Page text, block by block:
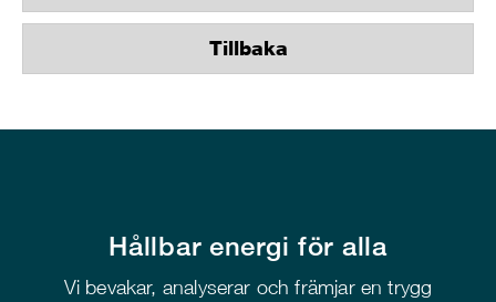
Tillbaka
Hållbar energi för alla
Vi bevakar, analyserar och främjar en trygg